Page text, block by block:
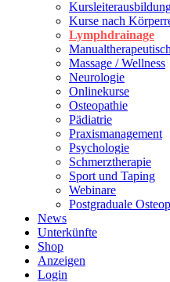
Kurse nach
Lymphdrainage
Massage / Wellness
Neurologie
Onlinekurse
Osteopathie
Pädiatrie
Praxismanagement
Psychologie
Schmerztherapie
Sport und Taping
Webinare
Postgraduale
News
Unterkünfte
Shop
Anzeigen
Login